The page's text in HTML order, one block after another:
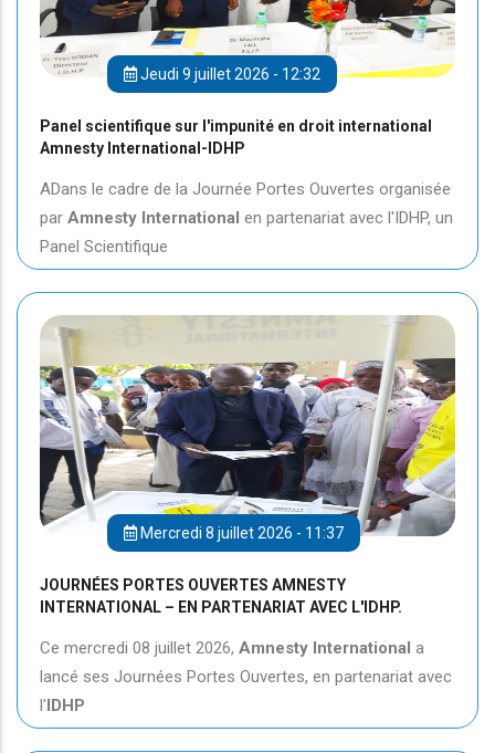
Jeudi 9 juillet 2026 - 12:32
Panel scientifique sur l'impunité en droit international
Amnesty International-IDHP
ADans le cadre de la Journée Portes Ouvertes organisée
par Amnesty International en partenariat avec l'IDHP, un
Panel Scientifique
Mercredi 8 juillet 2026 - 11:37
JOURNÉES PORTES OUVERTES AMNESTY
INTERNATIONAL – EN PARTENARIAT AVEC L'IDHP.
Ce mercredi 08 juillet 2026, Amnesty International a
lancé ses Journées Portes Ouvertes, en partenariat avec
l'IDHP